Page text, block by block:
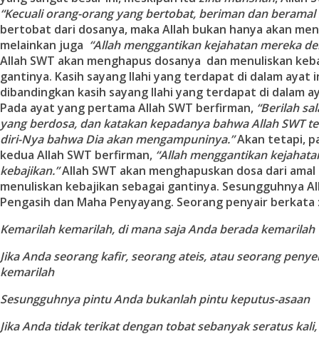
“Kecuali orang-orang yang bertobat, beriman dan beramal
bertobat dari dosanya, maka Allah bukan hanya akan
melainkan juga “Allah menggantikan kejahatan mereka
Allah SWT akan menghapus dosanya dan menuliskan
gantinya. Kasih sayang Ilahi yang terdapat di dalam ayat
dibandingkan kasih sayang Ilahi yang terdapat di dalam
Pada ayat yang pertama Allah SWT berfirman, “Berilah
yang berdosa, dan katakan kepadanya bahwa Allah SWT
diri-Nya bahwa Dia akan mengampuninya.”Akan tetapi,
kedua Allah SWT berfirman, “Allah menggantikan
kebajikan.”Allah SWT akan menghapuskan dosa dari
menuliskan kebajikan sebagai gantinya. Sesungguhnya
Pengasih dan Maha Penyayang. Seorang penyair berkata
Kemarilah kemarilah, di mana saja Anda berada kemarilah
Jika Anda seorang kafir, seorang ateis, atau seorang
kemarilah
Sesungguhnya pintu Anda bukanlah pintu keputus-asaan
Jika Anda tidak terikat dengan tobat sebanyak seratus